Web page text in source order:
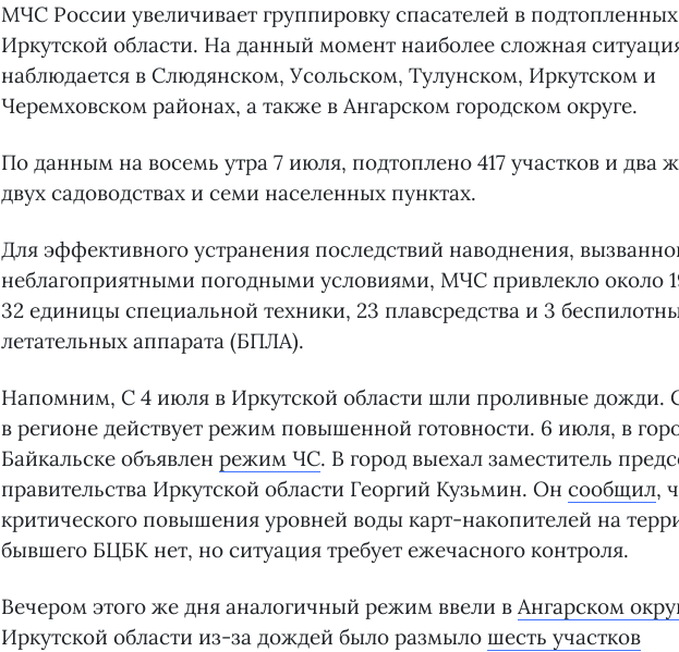
МЧС России увеличивает группировку спасателей в
Иркутской области. На данный момент наиболее сложная
наблюдается в Слюдянском, Усольском, Тулунском, Иркутском и
Черемховском районах, а также в Ангарском городском округе.
По данным на восемь утра 7 июля, подтоплено 417 участков и два
двух садоводствах и семи населенных пунктах.
Для эффективного устранения последствий наводнения,
неблагоприятными погодными условиями, МЧС привлекло около
32 единицы специальной техники, 23 плавсредства и 3
летательных аппарата (БПЛА).
Напомним, С 4 июля в Иркутской области шли проливные дожди.
в регионе действует режим повышенной готовности. 6 июля, в
Байкальске объявлен режим ЧС. В город выехал заместитель
правительства Иркутской области Георгий Кузьмин. Он сообщил,
критического повышения уровней воды карт-накопителей на
бывшего БЦБК нет, но ситуация требует ежечасного контроля.
Вечером этого же дня аналогичный режим ввели в Ангарском
Иркутской области из-за дождей было размыло шесть участков